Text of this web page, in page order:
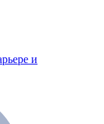
и